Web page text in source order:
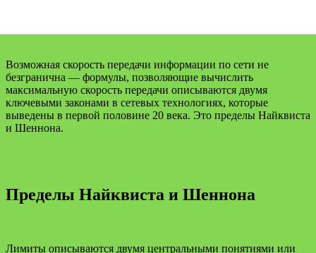
Возможная скорость передачи информации по сети не
безгранична — формулы, позволяющие вычислить
максимальную скорость передачи описываются двумя
ключевыми законами в сетевых технологиях, которые
выведены в первой половине 20 века. Это пределы Найквиста
и Шеннона.
Пределы Найквиста и Шеннона
Лимиты описываются двумя центральными понятиями или